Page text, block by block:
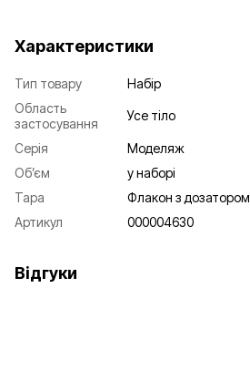
Характеристики
Тип товару
Набір
Область
застосування
Усе тіло
Серія
Моделяж
Об’єм
у наборі
Тара
Флакон з дозатором
Артикул
000004630
Відгуки